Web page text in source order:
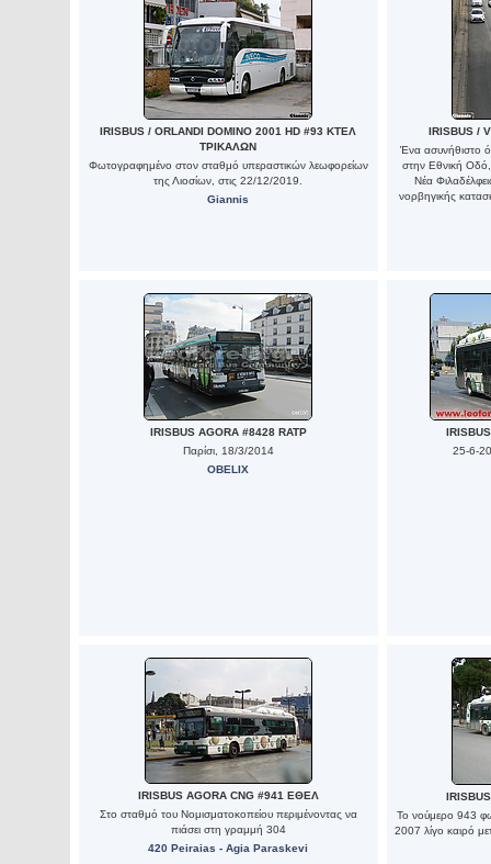
IRISBUS / ORLANDI DOMINO 2001 HD #93 ΚΤΕΛ
ΤΡΙΚΑΛΩΝ
Φωτογραφημένο στον σταθμό υπεραστικών λεωφορείων
της Λιοσίων, στις 22/12/2019.
Giannis
IRISBUS /
Ένα ασυνήθιστο
στην Εθνική
Νέα
νορβηγικής
IRISBUS AGORA #8428 RATP
Παρίσι, 18/3/2014
OBELIX
25-6-
IRISBUS AGORA CNG #941 ΕΘΕΛ
Στο σταθμό του Νομισματοκοπείου περιμένοντας να
πιάσει στη γραμμή 304
420 Peiraias - Agia Paraskevi
Το νούμερο 943
2007 λίγο καιρό